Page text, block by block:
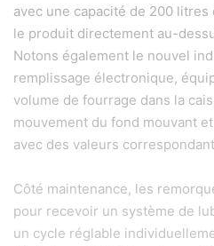
avec une capacité de 200
le produit directement au-
Notons également le nouvel
remplissage électronique,
volume de fourrage dans la
mouvement du fond mouvant
avec des valeurs
Côté maintenance, les
pour recevoir un système de
un cycle réglable